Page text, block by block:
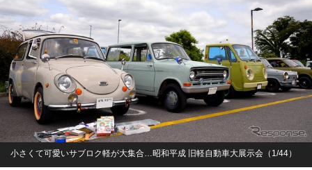
小さくて可愛いサブロク軽が大集合…昭和平成 旧軽自動車大展示会（1/44）